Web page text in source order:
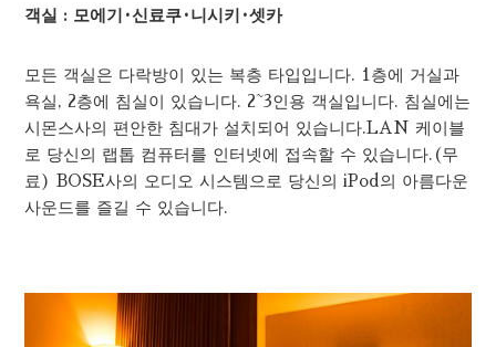
객실 : 모에기·신료쿠·니시키·셋카
모든 객실은 다락방이 있는 복층 타입입니다. 1층에 거실과
욕실, 2층에 침실이 있습니다. 2~3인용 객실입니다. 침실에는
시몬스사의 편안한 침대가 설치되어 있습니다.LAN 케이블
로 당신의 랩톱 컴퓨터를 인터넷에 접속할 수 있습니다.(무
료) BOSE사의 오디오 시스템으로 당신의 iPod의 아름다운
사운드를 즐길 수 있습니다.